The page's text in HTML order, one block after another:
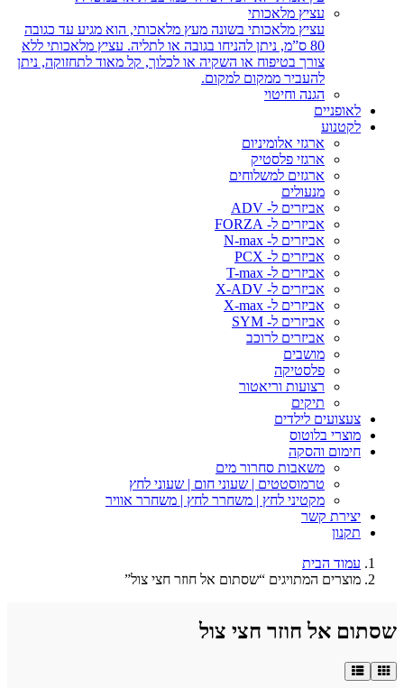
עציץ מלאכותי
עציץ מלאכותי בשונה מעץ מלאכותי, הוא מגיע עד כגובה
80 ס”מ, ניתן להניחו בגובה או לתליה. עציץ מלאכותי ללא
צורך בטיפוח או השקיה או לכלוך, קל מאוד לתחזוקה, ניתן
להעביר ממקום למקום.
הגנה וחיטוי
לאופניים
לקטנוע
ארגזי אלומיניום
ארגזי פלסטיק
ארגזים למשלוחים
מנעולים
אביזרים ל- ADV
אביזרים ל- FORZA
אביזרים ל- N-max
אביזרים ל- PCX
אביזרים ל- T-max
אביזרים ל- X-ADV
אביזרים ל- X-max
אביזרים ל- SYM
אביזרים לרוכב
מושבים
פלסטיקה
רצועות וריאטור
תיקים
צעצועים לילדים
מוצרי בלוטוס
חימום והסקה
משאבות סחרור מים
טרמוסטטים | שעוני חום | שעוני לחץ
מקטיני לחץ | משחרר לחץ | משחרר אוויר
יצירת קשר
תקנון
עמוד הבית
מוצרים המתויגים “שסתום אל חוזר חצי צול”
שסתום אל חוזר חצי צול